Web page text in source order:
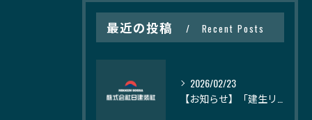
最近の投稿 Recent Posts
2026/02/23